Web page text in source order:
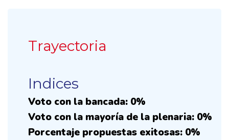
Trayectoria
Indices
Voto con la bancada: 0%
Voto con la mayoría de la plenaria: 0%
Porcentaje propuestas exitosas: 0%